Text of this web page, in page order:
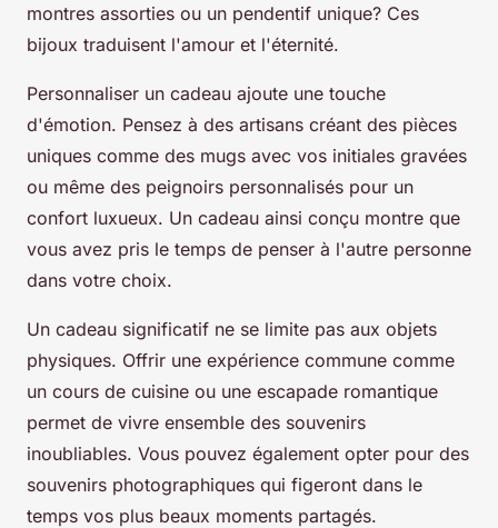
montres assorties ou un pendentif unique? Ces
bijoux traduisent l'amour et l'éternité.
Personnaliser un cadeau ajoute une touche
d'émotion. Pensez à des artisans créant des pièces
uniques comme des mugs avec vos initiales gravées
ou même des peignoirs personnalisés pour un
confort luxueux. Un cadeau ainsi conçu montre que
vous avez pris le temps de penser à l'autre personne
dans votre choix.
Un cadeau significatif ne se limite pas aux objets
physiques. Offrir une expérience commune comme
un cours de cuisine ou une escapade romantique
permet de vivre ensemble des souvenirs
inoubliables. Vous pouvez également opter pour des
souvenirs photographiques qui figeront dans le
temps vos plus beaux moments partagés.